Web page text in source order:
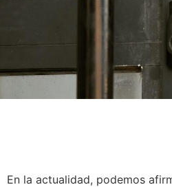
En la actualidad, podemos